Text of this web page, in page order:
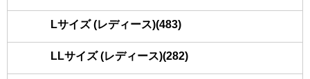
Lサイズ (レディース)(483)
LLサイズ (レディース)(282)